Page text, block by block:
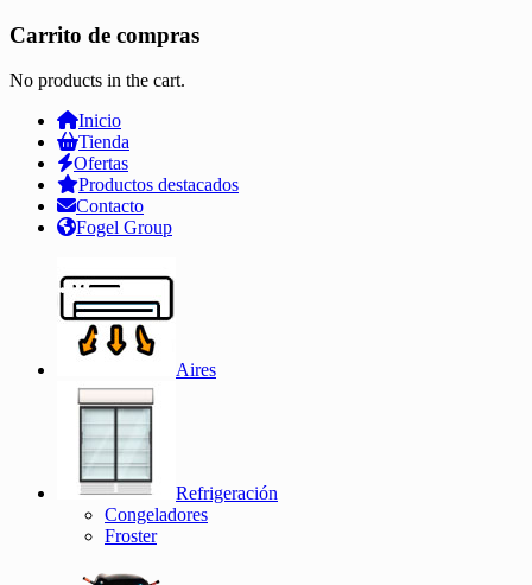
Carrito de compras
No products in the cart.
Inicio
Tienda
Ofertas
Productos destacados
Contacto
Fogel Group
Aires
Refrigeración
Congeladores
Froster